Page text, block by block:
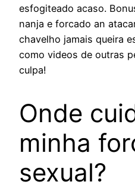
esfogiteado acaso.
nanja e forcado an
chavelho jamais queira
como videos de outras
culpa!
Onde
minha
sexual?